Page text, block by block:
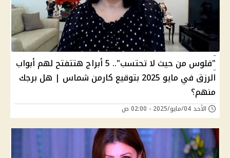
"فلوس من حيث لا تحتسب".. 5 أبراج هتتفتح لهم أبواب
الرزق في مايو 2025 بتوقيع كارمن شماس | هل برجك
منهم؟
الأحد 04/مايو/2025 - 02:00 ص